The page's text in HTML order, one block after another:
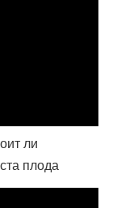
ли
плода